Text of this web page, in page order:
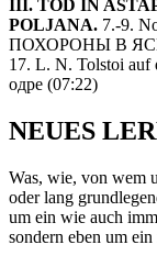
III. TOD IN
POLJANA. 7.-9.
ПОХОРОНЫ В
17. L. N. Tolstoi auf
одре (07:22)
NEUES
Was, wie, von wem
oder lang
um ein wie auch
sondern eben um